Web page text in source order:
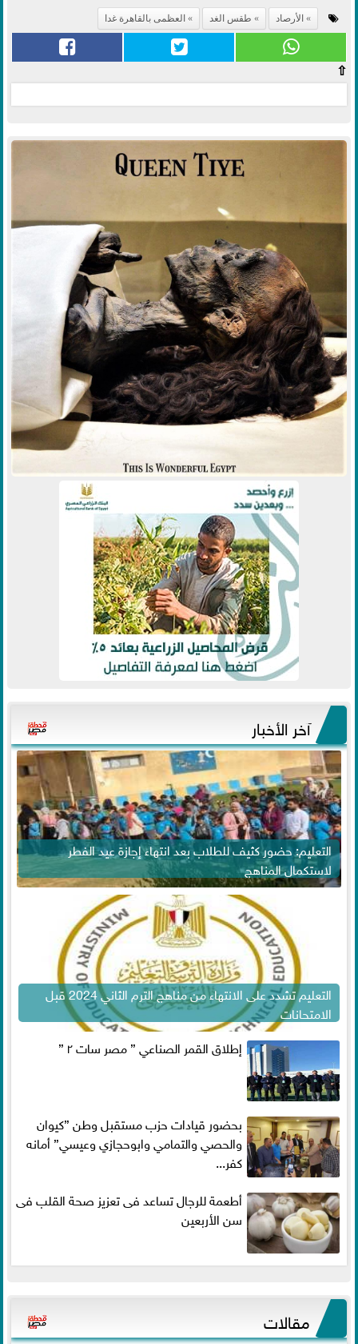
الأرصاد طقس الغد العظمى بالقاهرة غدا
⇧
آخر الأخبار
التعليم: حضور كثيف للطلاب بعد انتهاء إجازة عيد الفطر
لاستكمال المناهج
التعليم تشدد على الانتهاء من مناهج الترم الثاني 2024 قبل
الامتحانات
إطلاق القمر الصناعي ” مصر سات ٢ ”
بحضور قيادات حزب مستقبل وطن ”كيوان
والحصي والتمامي وابوحجازي وعيسي” أمانه
كفر...
أطعمة للرجال تساعد فى تعزيز صحة القلب فى
سن الأربعين
مقالات